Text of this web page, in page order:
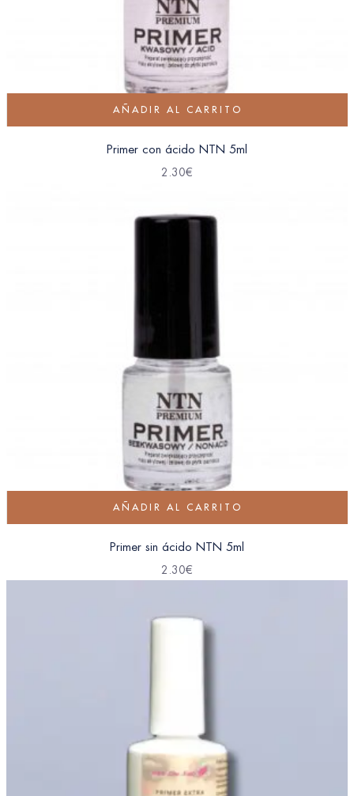
AÑADIR AL CARRITO
Primer con ácido NTN 5ml
2.30€
AÑADIR AL CARRITO
Primer sin ácido NTN 5ml
2.30€